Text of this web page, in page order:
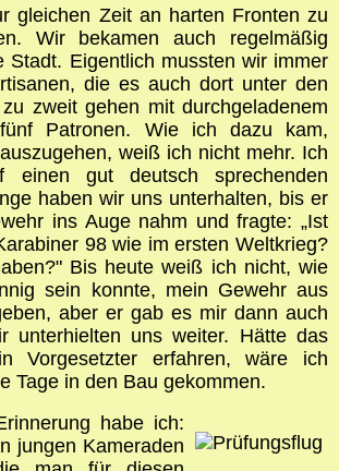
gleichen Zeit an harten Fronten zu
Wir bekamen auch regelmäßig
Stadt. Eigentlich mussten wir immer
die es auch dort unter den
zweit gehen mit durchgeladenem
Patronen. Wie ich dazu kam,
weiß ich nicht mehr. Ich
einen gut deutsch sprechenden
haben wir uns unterhalten, bis er
ins Auge nahm und fragte: „Ist
98 wie im ersten Weltkrieg?
Bis heute weiß ich nicht, wie
sein konnte, mein Gewehr aus
aber er gab es mir dann auch
unterhielten uns weiter. Hätte das
Vorgesetzter erfahren, wäre ich
Tage in den Bau gekommen.
habe ich:
jungen Kameraden